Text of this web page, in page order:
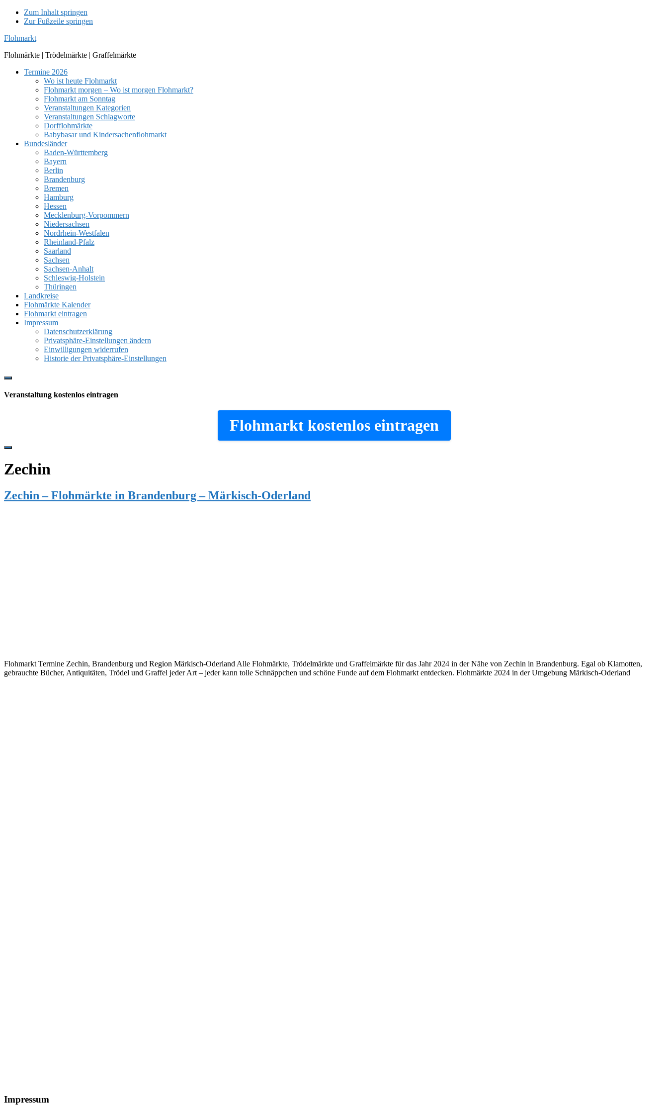
Zum Inhalt springen
Zur Fußzeile springen
Flohmarkt
Flohmärkte | Trödelmärkte | Graffelmärkte
Termine 2026
Wo ist heute Flohmarkt
Flohmarkt morgen – Wo ist morgen Flohmarkt?
Flohmarkt am Sonntag
Veranstaltungen Kategorien
Veranstaltungen Schlagworte
Dorfflohmärkte
Babybasar und Kindersachenflohmarkt
Bundesländer
Baden-Württemberg
Bayern
Berlin
Brandenburg
Bremen
Hamburg
Hessen
Mecklenburg-Vorpommern
Niedersachsen
Nordrhein-Westfalen
Rheinland-Pfalz
Saarland
Sachsen
Sachsen-Anhalt
Schleswig-Holstein
Thüringen
Landkreise
Flohmärkte Kalender
Flohmarkt eintragen
Impressum
Datenschutzerklärung
Privatsphäre-Einstellungen ändern
Einwilligungen widerrufen
Historie der Privatsphäre-Einstellungen
Show
Content
Veranstaltung kostenlos eintragen
Flohmarkt kostenlos eintragen
Hide
Content
Zechin
Zechin – Flohmärkte in Brandenburg – Märkisch-Oderland
Flohmarkt Termine Zechin, Brandenburg und Region Märkisch-Oderland Alle Flohmärkte, Trödelmärkte und Graffelmärkte für das Jahr 2024 in der Nähe von Zechin in Brandenburg. Egal ob Klamotten,
gebrauchte Bücher, Antiquitäten, Trödel und Graffel jeder Art – jeder kann tolle Schnäppchen und schöne Funde auf dem Flohmarkt entdecken. Flohmärkte 2024 in der Umgebung Märkisch-Oderland
Footer
Impressum